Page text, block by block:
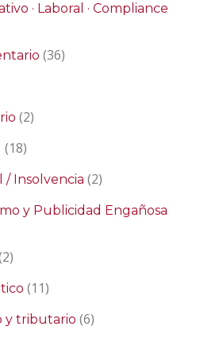
· Laboral · Compliance
(36)
(2)
(18)
/ Insolvencia (2)
y Publicidad Engañosa
(11)
y tributario (6)